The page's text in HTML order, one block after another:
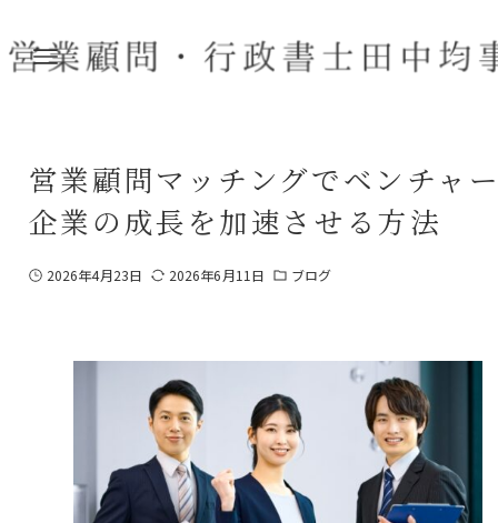
営業顧問マッチングでベンチャ
企業の成長を加速させる方法
2026年4月23日 2026年6月11日 ブログ